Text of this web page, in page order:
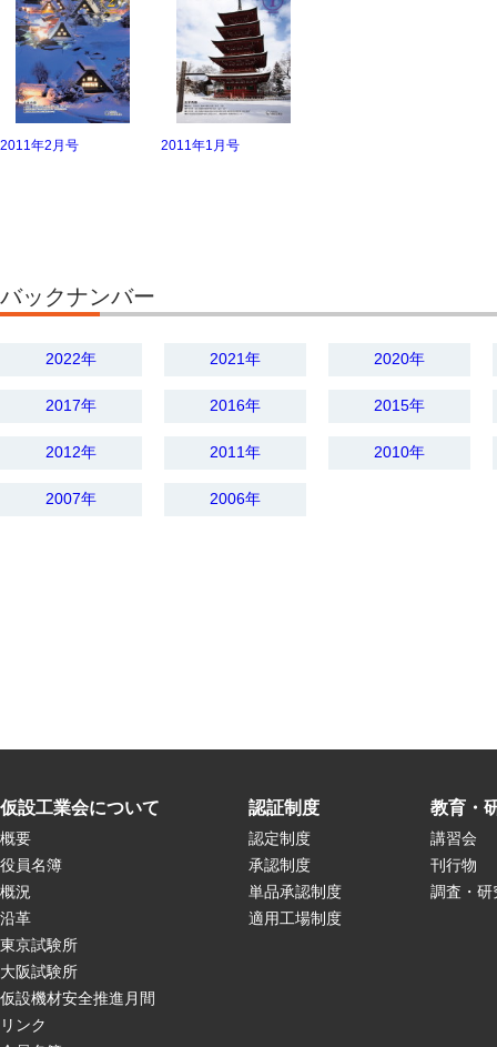
2011年2月号 2011年1月号
バックナンバー
2022年 2021年 2020年
2017年 2016年 2015年
2012年 2011年 2010年
2007年 2006年
仮設工業会について
概要
役員名簿
概況
沿革
東京試験所
大阪試験所
仮設機材安全推進月間
リンク
認証制度
認定制度
承認制度
単品承認制度
適用工場制度
教育・
講習会
刊行物
調査・研